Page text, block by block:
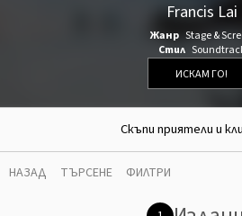
Francis Lai
Жанр Stage &
Стил
ИСКАМ ГО!
Скъпи приятели и
НАЗАД ТЪРСЕНЕ ФИЛТРИ